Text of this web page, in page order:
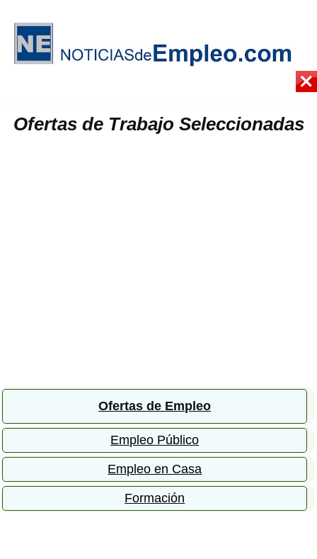
Ofertas de Trabajo Seleccionadas
Ofertas de Empleo
Empleo Público
Empleo en Casa
Formación